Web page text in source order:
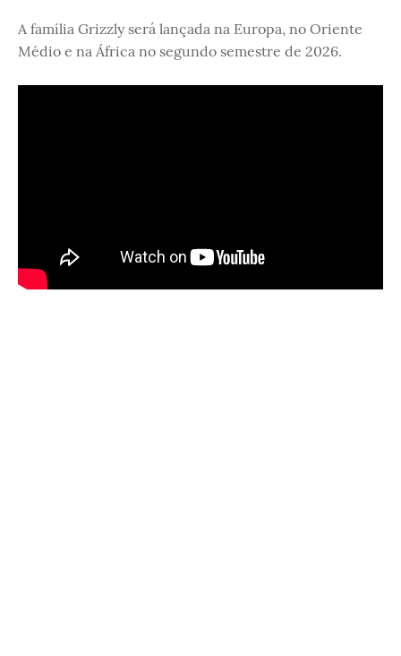
A família Grizzly será lançada na Europa, no Oriente
Médio e na África no segundo semestre de 2026.